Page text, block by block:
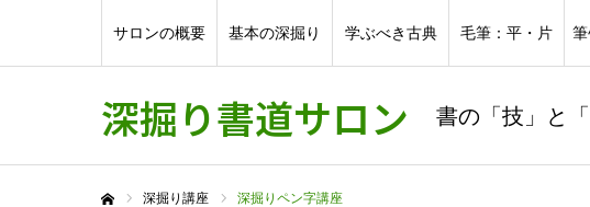
深掘り書道サロン 書の「技」と
サロンの概要 基本の深掘り 学ぶべき古典 毛筆：平・片
深掘り講座 深掘りペン字講座